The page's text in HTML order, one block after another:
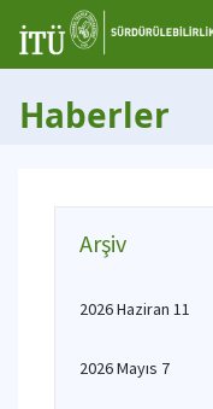
Haberler
Arşiv
2026 Haziran 11
2026 Mayıs 7